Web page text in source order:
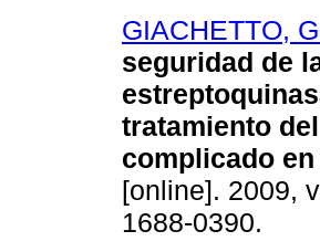
GIACHETTO,
seguridad de
tratamiento
complicado
[online]. 2009,
1688-0390.